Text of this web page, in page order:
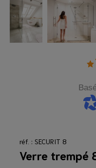
réf. : SECURIT 8
Verre trempé